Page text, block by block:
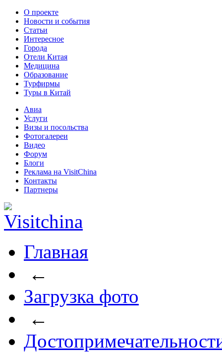
О проекте
Новости и события
Статьи
Интересное
Города
Отели Китая
Медицина
Образование
Турфирмы
Туры в Китай
Авиа
Услуги
Визы и посольства
Фотогалереи
Видео
Форум
Блоги
Реклама на VisitChina
Контакты
Партнеры
Главная
←
Загрузка фото
←